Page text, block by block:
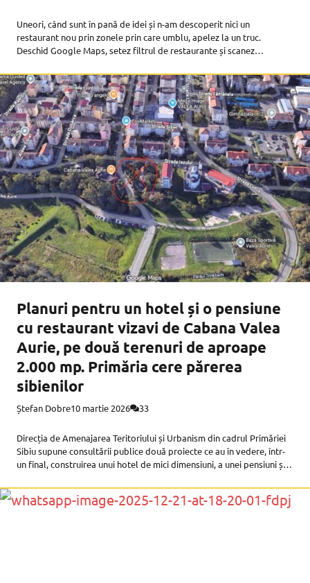
Uneori, când sunt în pană de idei și n-am descoperit nici un
restaurant nou prin zonele prin care umblu, apelez la un truc.
Deschid Google Maps, setez filtrul de restaurante și scanez
Planuri pentru un hotel și o pensiune
cu restaurant vizavi de Cabana Valea
Aurie, pe două terenuri de aproape
2.000 mp. Primăria cere părerea
sibienilor
Ștefan Dobre10 martie 2026 33
Direcția de Amenajarea Teritoriului și Urbanism din cadrul Primăriei
Sibiu supune consultării publice două proiecte ce au în vedere, într-
un final, construirea unui hotel de mici dimensiuni, a unei pensiuni și a